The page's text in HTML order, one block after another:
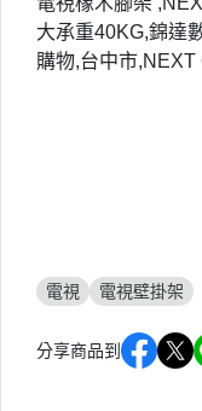
▹WHIRLPOOL｜
▹BLOMBERG｜
電視 電視壁掛架
分享商品到